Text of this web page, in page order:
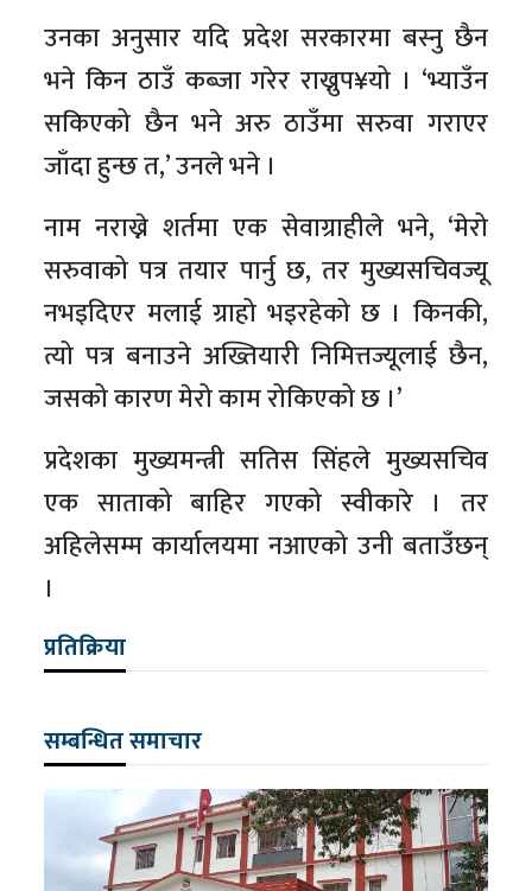
उनका अनुसार यदि प्रदेश सरकारमा बस्नु छैन
भने किन ठाउँ कब्जा गरेर राख्नुप¥यो । ‘भ्याउँन
सकिएको छैन भने अरु ठाउँमा सरुवा गराएर
जाँदा हुन्छ त,’ उनले भने ।
नाम नराख्ने शर्तमा एक सेवाग्राहीले भने, ‘मेरो
सरुवाको पत्र तयार पार्नु छ, तर मुख्यसचिवज्यू
नभइदिएर मलाई ग्राहो भइरहेको छ । किनकी,
त्यो पत्र बनाउने अख्तियारी निमित्तज्यूलाई छैन,
जसको कारण मेरो काम रोकिएको छ ।’
प्रदेशका मुख्यमन्त्री सतिस सिंहले मुख्यसचिव
एक साताको बाहिर गएको स्वीकारे । तर
अहिलेसम्म कार्यालयमा नआएको उनी बताउँछन्
।
प्रतिक्रिया
सम्बन्धित समाचार